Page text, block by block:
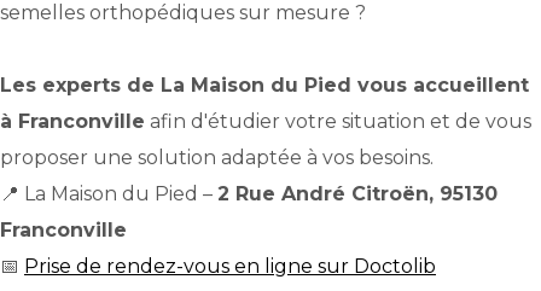
semelles orthopédiques sur mesure ?
Les experts de La Maison du Pied vous accueillent
à Franconville afin d'étudier votre situation et de vous
proposer une solution adaptée à vos besoins.
📍 La Maison du Pied – 2 Rue André Citroën, 95130
Franconville
📅 Prise de rendez-vous en ligne sur Doctolib